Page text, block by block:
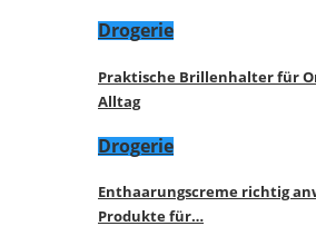
Drogerie
Praktische Brillenhalter für
Alltag
Drogerie
Enthaarungscreme richtig
Produkte für…